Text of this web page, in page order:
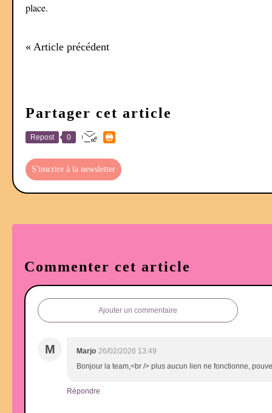
place.
« Article précédent
Partager cet article
Repost 0
S'inscrire à la newsletter
Commenter cet article
Ajouter un commentaire
M Marjo 26/02/2026 13:49
Bonjour la team,<br /> plus aucun lien ne fonctionne,
Répondre